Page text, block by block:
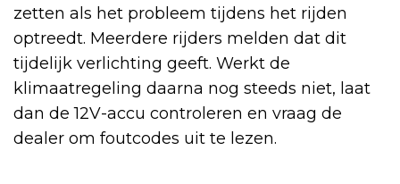
zetten als het probleem tijdens het rijden
optreedt. Meerdere rijders melden dat dit
tijdelijk verlichting geeft. Werkt de
klimaatregeling daarna nog steeds niet, laat
dan de 12V-accu controleren en vraag de
dealer om foutcodes uit te lezen.